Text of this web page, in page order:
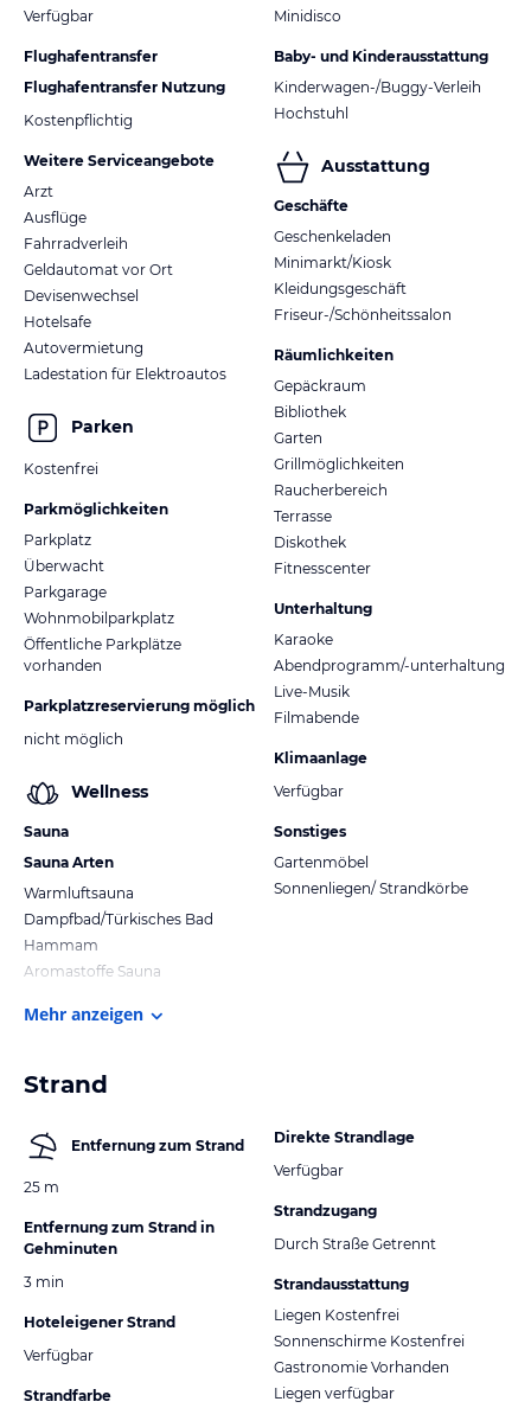
Verfügbar
Flughafentransfer
Flughafentransfer Nutzung
Kostenpflichtig
Weitere Serviceangebote
Arzt
Ausflüge
Fahrradverleih
Geldautomat vor Ort
Devisenwechsel
Hotelsafe
Autovermietung
Ladestation für Elektroautos
Parken
Kostenfrei
Parkmöglichkeiten
Parkplatz
Überwacht
Parkgarage
Wohnmobilparkplatz
Öffentliche Parkplätze
vorhanden
Parkplatzreservierung möglich
nicht möglich
Wellness
Sauna
Sauna Arten
Warmluftsauna
Dampfbad/Türkisches Bad
Hammam
Aromastoffe Sauna
Minidisco
Baby- und Kinderausstattung
Kinderwagen-/Buggy-Verleih
Hochstuhl
Ausstattung
Geschäfte
Geschenkeladen
Minimarkt/Kiosk
Kleidungsgeschäft
Friseur-/Schönheitssalon
Räumlichkeiten
Gepäckraum
Bibliothek
Garten
Grillmöglichkeiten
Raucherbereich
Terrasse
Diskothek
Fitnesscenter
Unterhaltung
Karaoke
Abendprogramm/-unterhaltung
Live-Musik
Filmabende
Klimaanlage
Verfügbar
Sonstiges
Gartenmöbel
Sonnenliegen/ Strandkörbe
Mehr anzeigen
Strand
Entfernung zum Strand
25 m
Entfernung zum Strand in
Gehminuten
3 min
Hoteleigener Strand
Verfügbar
Strandfarbe
Direkte Strandlage
Verfügbar
Strandzugang
Durch Straße Getrennt
Strandausstattung
Liegen Kostenfrei
Sonnenschirme Kostenfrei
Gastronomie Vorhanden
Liegen verfügbar